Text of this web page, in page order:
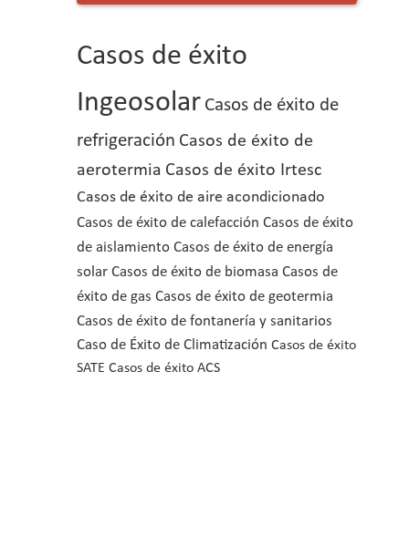
Casos de éxito
Ingeosolar Casos de éxito de
refrigeración Casos de éxito de
aerotermia Casos de éxito Irtesc
Casos de éxito de aire acondicionado
Casos de éxito de calefacción Casos de éxito
de aislamiento Casos de éxito de energía
solar Casos de éxito de biomasa Casos de
éxito de gas Casos de éxito de geotermia
Casos de éxito de fontanería y sanitarios
Caso de Éxito de Climatización Casos de éxito
SATE Casos de éxito ACS